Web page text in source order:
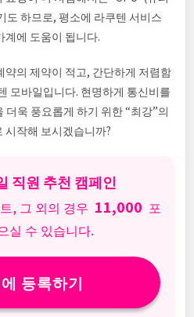
도 하므로, 평소에 라쿠텐 서비스
계에 도움이 됩니다.
약의 제약이 적고, 간단하게 저렴함
모바일입니다. 현명하게 통신비를
욱 풍요롭게 하기 위한 “최강”의
시작해 보시겠습니까?
직원 추천 캠페인
, 그 외의 경우 11,000 포
실 수 있습니다.
등록하기